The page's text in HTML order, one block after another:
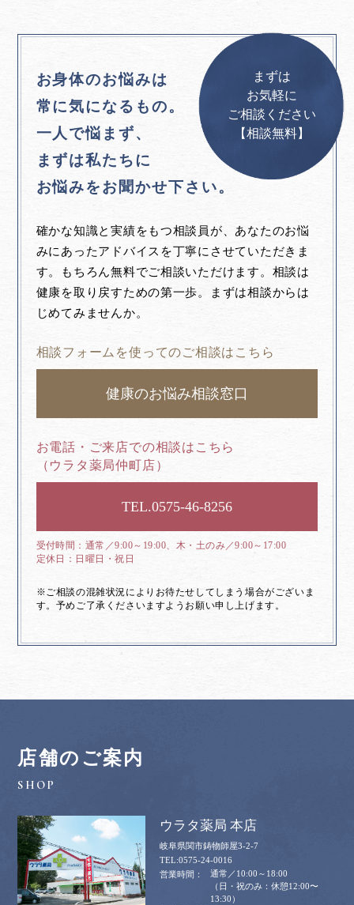
お身体のお悩みは
常に気になるもの。
一人で悩まず、
まずは私たちに
お悩みをお聞かせ下さい。
確かな知識と実績をもつ相談員が、あなたのお悩
みにあったアドバイスを丁寧にさせていただきま
す。もちろん無料でご相談いただけます。相談は
健康を取り戻すための第一歩。まずは相談からは
じめてみませんか。
相談フォームを使ってのご相談はこちら
健康のお悩み相談窓口
お電話・ご来店での相談はこちら
（ウラタ薬局仲町店）
0575-46-8256
通常／9:00～19:00、木・土のみ／9:00～17:00
日曜日・祝日
※ご相談の混雑状況によりお待たせしてしまう場合がございま
す。予めご了承くださいますようお願い申し上げます。
まずは
お気軽に
ご相談ください
【相談無料】
店舗のご案内
ウラタ薬局 本店
岐阜県関市鋳物師屋3-2-7
0575-24-0016
通常／10:00～18:00
（日・祝のみ：休憩12:00〜
13:30）